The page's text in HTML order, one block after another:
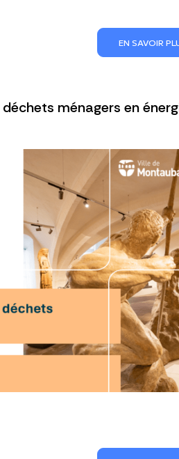
EN SAVOIR
ménagers en